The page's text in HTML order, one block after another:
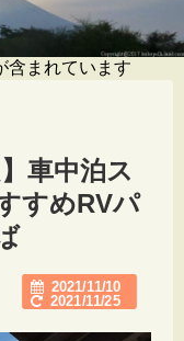
含まれています
】車中泊ス
すめRVパ
2021/11/10
2021/11/25